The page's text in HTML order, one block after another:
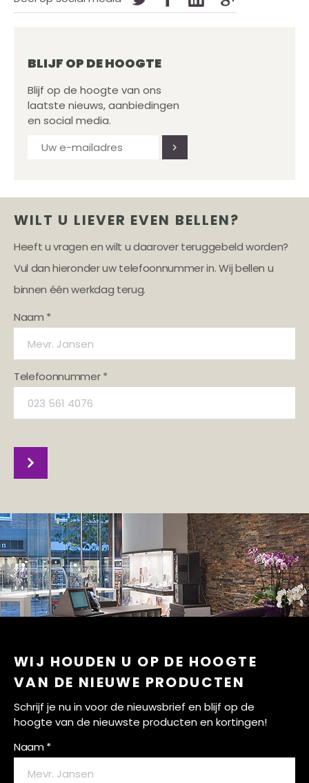
BLIJF OP DE HOOGTE
Blijf op de hoogte van ons
laatste nieuws, aanbiedingen
en social media.
WILT U LIEVER EVEN BELLEN?
Heeft u vragen en wilt u daarover teruggebeld worden?
Vul dan hieronder uw telefoonnummer in. Wij bellen u
binnen één werkdag terug.
Naam *
Telefoonnummer *
WIJ HOUDEN U OP DE HOOGTE
VAN DE NIEUWE PRODUCTEN
Schrijf je nu in voor de nieuwsbrief en blijf op de
hoogte van de nieuwste producten en kortingen!
Naam *